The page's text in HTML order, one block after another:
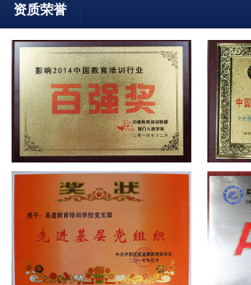
资质荣誉